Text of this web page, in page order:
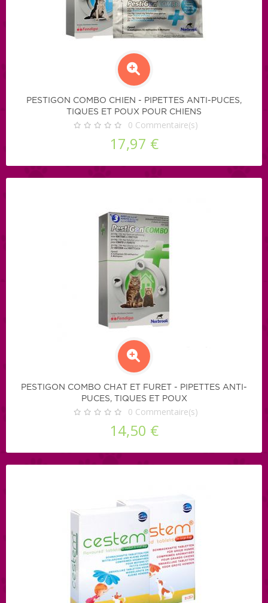
PESTIGON COMBO CHIEN - PIPETTES ANTI-PUCES,
TIQUES ET POUX POUR CHIENS
0 Commentaire(s)
17,97 €
PESTIGON COMBO CHAT ET FURET - PIPETTES ANTI-
PUCES, TIQUES ET POUX
0 Commentaire(s)
14,50 €